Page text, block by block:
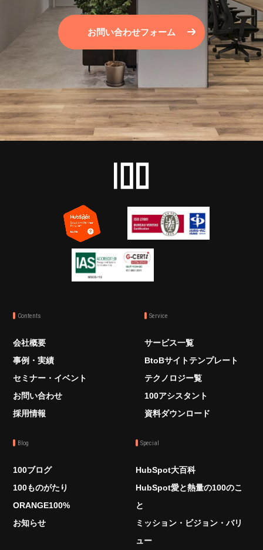
お問い合わせフォーム
Contents
会社概要
事例・実績
セミナー・イベント
お問い合わせ
採用情報
Service
サービス一覧
BtoBサイトテンプレート
テクノロジー覧
100アシスタント
資料ダウンロード
Blog
100ブログ
100ものがたり
ORANGE100%
お知らせ
Special
HubSpot大百科
HubSpot愛と熱量の100のこ
と
ミッション・ビジョン・バリ
ュー